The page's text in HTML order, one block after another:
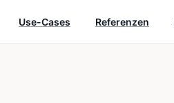
Use-Cases Referenzen